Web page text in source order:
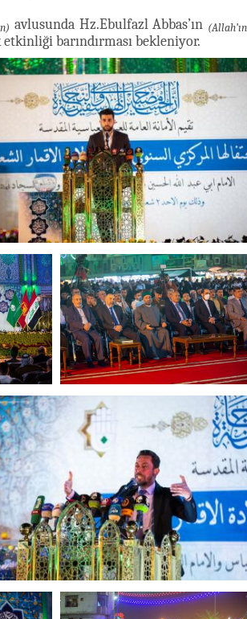
avlusunda Hz.Ebulfazl Abbas’ın (Allah’ın
barındırması bekleniyor.